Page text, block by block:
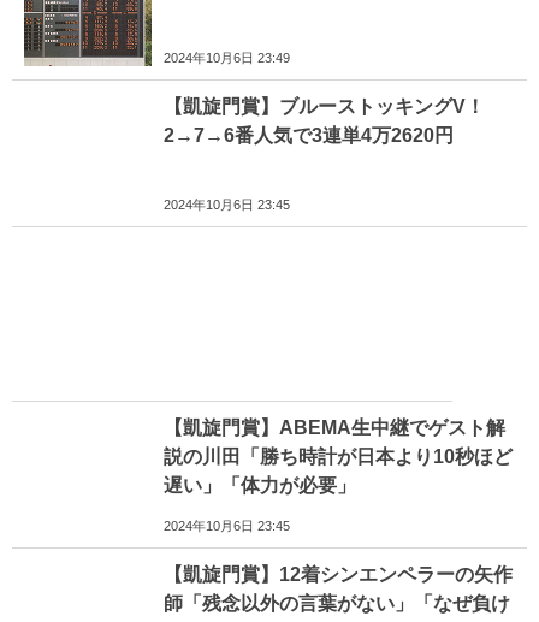
2024年10月6日 23:49
【凱旋門賞】ブルーストッキングV！
2→7→6番人気で3連単4万2620円
2024年10月6日 23:45
【凱旋門賞】ABEMA生中継でゲスト解
説の川田「勝ち時計が日本より10秒ほど
遅い」「体力が必要」
2024年10月6日 23:45
【凱旋門賞】12着シンエンペラーの矢作
師「残念以外の言葉がない」「なぜ負け